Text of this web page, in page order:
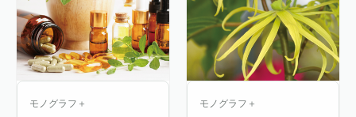
モノグラフ＋ モノグラフ＋